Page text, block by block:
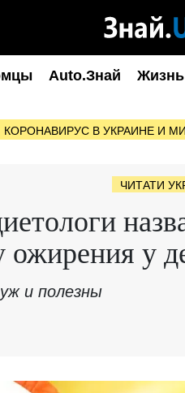
Auto.Знай Жизнь
КОРОНАВИРУС В УКРАИНЕ И
ЧИТАТИ
у
и полезны